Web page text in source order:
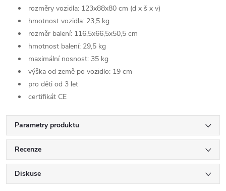
rozměry vozidla: 123x88x80 cm (d x š x v)
hmotnost vozidla: 23,5 kg
rozměr balení: 116,5x66,5x50,5 cm
hmotnost balení: 29,5 kg
maximální nosnost: 35 kg
výška od země po vozidlo: 19 cm
pro děti od 3 let
certifikát CE
Parametry produktu
Recenze
Diskuse